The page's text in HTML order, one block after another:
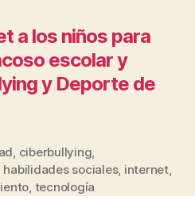
a los niños para
escolar y
y Deporte de
, ciberbullying,
habilidades sociales, internet,
, tecnología